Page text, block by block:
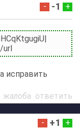
- -1 +
url
исправить
жалоба ответить
- +1 +